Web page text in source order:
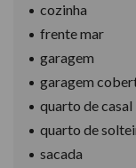
cozinha
frente mar
garagem
garagem
quarto de casal
quarto de
sacada